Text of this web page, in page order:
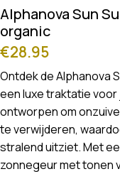
Alphanova Sun
organic
€28.95
Ontdek de Alphanova
een luxe traktatie voor
ontworpen om
te verwijderen,
stralend uitziet. Met
zonnegeur met tonen